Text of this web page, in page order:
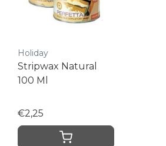
Holiday
Stripwax Natural
100 Ml
€2,25